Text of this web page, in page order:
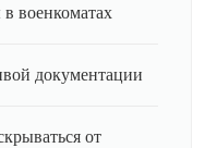
военкоматах
документации
от